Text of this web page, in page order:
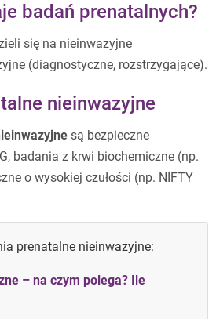
badań prenatalnych?
się na nieinwazyjne
(diagnostyczne, rozstrzygające).
nieinwazyjne
są bezpieczne
badania z krwi biochemiczne (np.
o wysokiej czułości (np. NIFTY
prenatalne nieinwazyjne:
– na czym polega? Ile